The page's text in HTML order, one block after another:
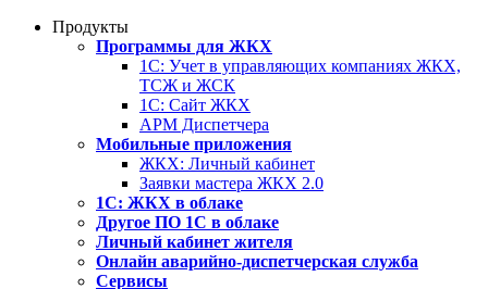
Продукты
Программы для ЖКХ
1С: Учет в управляющих компаниях ЖКХ,
ТСЖ и ЖСК
1С: Сайт ЖКХ
АРМ Диспетчера
Мобильные приложения
ЖКХ: Личный кабинет
Заявки мастера ЖКХ 2.0
1С: ЖКХ в облаке
Другое ПО 1С в облаке
Личный кабинет жителя
Онлайн аварийно-диспетчерская служба
Сервисы